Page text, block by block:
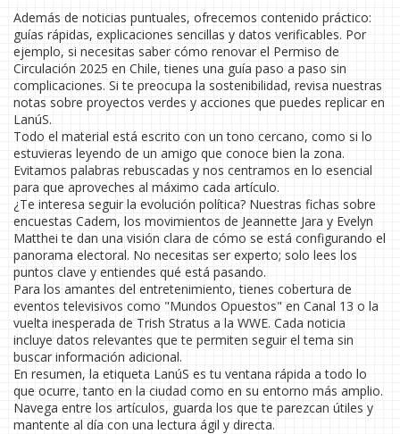
Además de noticias puntuales, ofrecemos contenido práctico:
guías rápidas, explicaciones sencillas y datos verificables. Por
ejemplo, si necesitas saber cómo renovar el Permiso de
Circulación 2025 en Chile, tienes una guía paso a paso sin
complicaciones. Si te preocupa la sostenibilidad, revisa nuestras
notas sobre proyectos verdes y acciones que puedes replicar en
LanúS.
Todo el material está escrito con un tono cercano, como si lo
estuvieras leyendo de un amigo que conoce bien la zona.
Evitamos palabras rebuscadas y nos centramos en lo esencial
para que aproveches al máximo cada artículo.
¿Te interesa seguir la evolución política? Nuestras fichas sobre
encuestas Cadem, los movimientos de Jeannette Jara y Evelyn
Matthei te dan una visión clara de cómo se está configurando el
panorama electoral. No necesitas ser experto; solo lees los
puntos clave y entiendes qué está pasando.
Para los amantes del entretenimiento, tienes cobertura de
eventos televisivos como "Mundos Opuestos" en Canal 13 o la
vuelta inesperada de Trish Stratus a la WWE. Cada noticia
incluye datos relevantes que te permiten seguir el tema sin
buscar información adicional.
En resumen, la etiqueta LanúS es tu ventana rápida a todo lo
que ocurre, tanto en la ciudad como en su entorno más amplio.
Navega entre los artículos, guarda los que te parezcan útiles y
mantente al día con una lectura ágil y directa.